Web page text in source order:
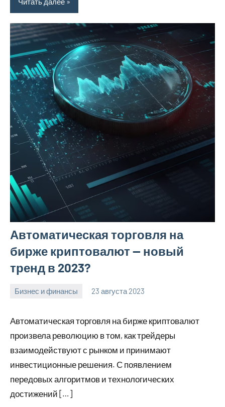
Автоматическая торговля на
бирже криптовалют — новый
тренд в 2023?
Бизнес и финансы 23 августа 2023
Автоматическая торговля на бирже криптовалют
произвела революцию в том, как трейдеры
взаимодействуют с рынком и принимают
инвестиционные решения. С появлением
передовых алгоритмов и технологических
достижений […]